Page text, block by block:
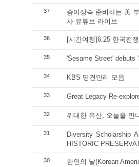
37
증여상속 준비하는 美
사 유튜브 라이브
36 [시간여행]6.25 한국전
35 'Sesame Street' debuts
34 KBS 명견만리 모음
33 Great Legacy Re-
32 위대한 유산, 오늘을 만
31
Diversity Scholarship
HISTORIC
30 한인의 날(Korean